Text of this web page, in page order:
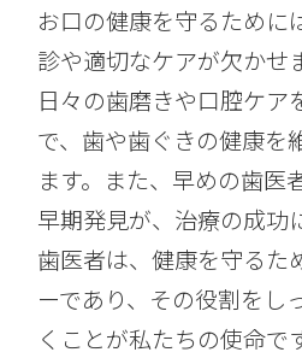
お口の健康を守るために
診や適切なケアが欠かせ
日々の歯磨きや口腔ケア
で、歯や歯ぐきの健康を
ます。また、早めの歯医
早期発見が、治療の成功
歯医者は、健康を守るた
ーであり、その役割をし
くことが私たちの使命で